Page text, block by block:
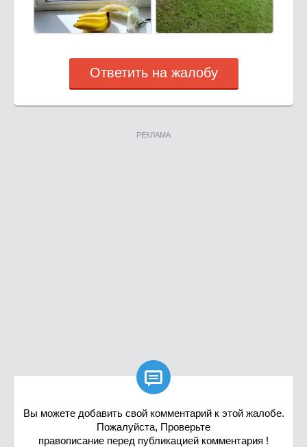
Ответить на жалобу
РЕКЛАМА

Вы можете добавить свой комментарий к этой жалобе.
Пожалуйста, Проверьте
правописание перед публикацией комментария !